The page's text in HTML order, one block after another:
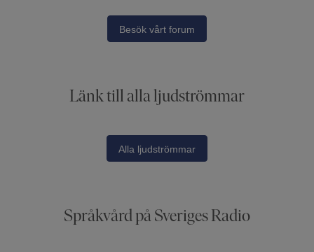
Besök vårt forum
Länk till alla ljudströmmar
Alla ljudströmmar
Språkvård på Sveriges Radio